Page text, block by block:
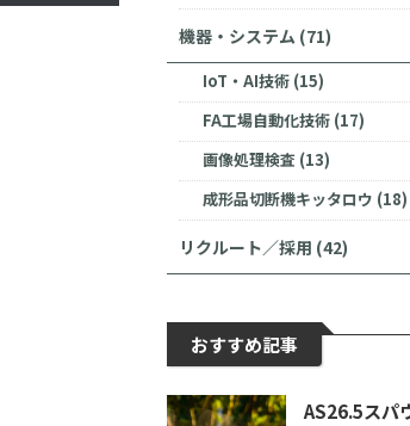
機器・システム (71)
IoT・AI技術 (15)
FA工場自動化技術 (17)
画像処理検査 (13)
成形品切断機キッタロウ (18)
リクルート／採用 (42)
おすすめ記事
AS26.5スパ